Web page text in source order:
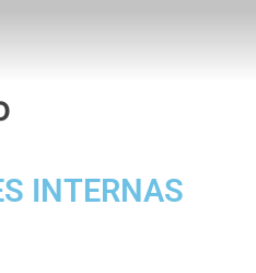
INTERNAS